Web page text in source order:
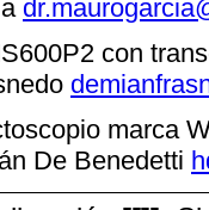
con
marca
De Benedetti